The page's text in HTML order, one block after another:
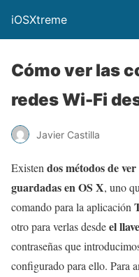
iOSXtreme
Cómo ver las
redes Wi-Fi
Javier Castilla
Existen dos métodos de
guardadas en OS X, uno
comando para la aplicación
otro para verlas desdeel
contraseñas que
configurado para ello. Para